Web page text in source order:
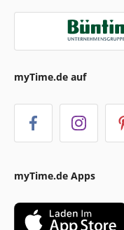
myTime.de auf
myTime.de Apps